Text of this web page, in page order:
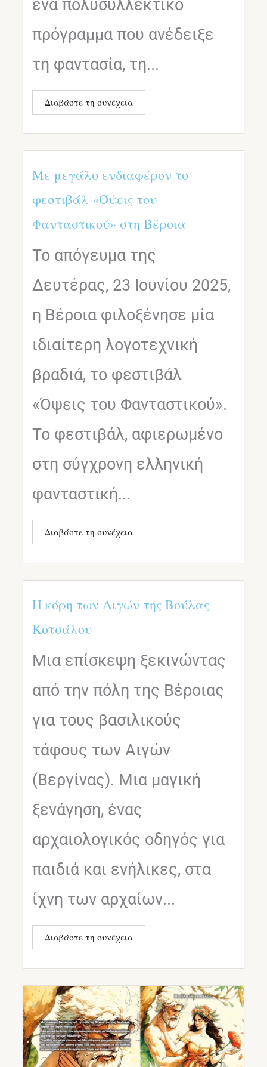
ένα πολυσυλλεκτικό
πρόγραμμα που ανέδειξε
τη φαντασία, τη...
Διαβάστε τη συνέχεια
Με μεγάλο ενδιαφέρον το
φεστιβάλ «Όψεις του
Φανταστικού» στη Βέροια
Το απόγευμα της
Δευτέρας, 23 Ιουνίου 2025,
η Βέροια φιλοξένησε μία
ιδιαίτερη λογοτεχνική
βραδιά, το φεστιβάλ
«Όψεις του Φανταστικού».
Το φεστιβάλ, αφιερωμένο
στη σύγχρονη ελληνική
φανταστική...
Διαβάστε τη συνέχεια
Η κόρη των Αιγών της Βούλας
Κοτσάλου
Μια επίσκεψη ξεκινώντας
από την πόλη της Βέροιας
για τους βασιλικούς
τάφους των Αιγών
(Βεργίνας). Μια μαγική
ξενάγηση, ένας
αρχαιολογικός οδηγός για
παιδιά και ενήλικες, στα
ίχνη των αρχαίων...
Διαβάστε τη συνέχεια